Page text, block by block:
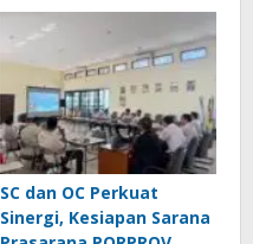
SC dan OC Perkuat
Sinergi, Kesiapan Sarana